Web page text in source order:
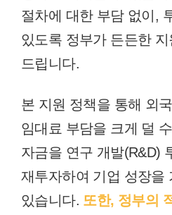
절차에 대한 부담 없이,
있도록 정부가 든든한 지
드립니다.
본 지원 정책을 통해 외
임대료 부담을 크게 덜
자금을 연구 개발(R&D)
재투자하여 기업 성장을
있습니다. 또한, 정부의